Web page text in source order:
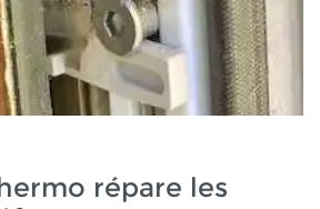
répare les